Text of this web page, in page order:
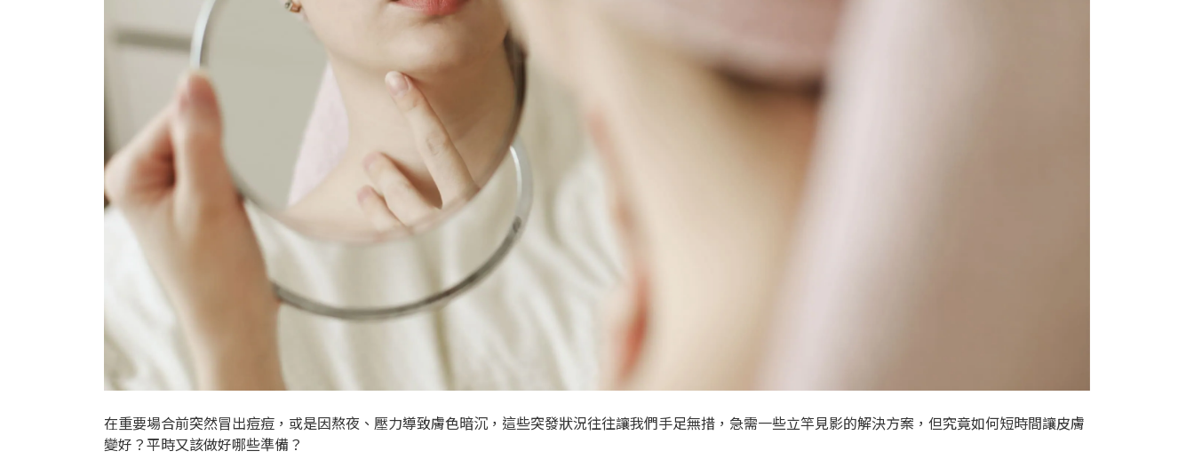
在重要場合前突然冒出痘痘，或是因熬夜、壓力導致膚色暗沉，這些突發狀況往往讓我們手足無措，急需一些立竿見影的解決方案，但究竟如何短時間讓皮膚
變好？平時又該做好哪些準備？